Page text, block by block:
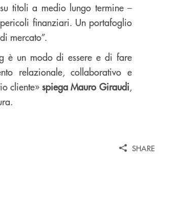
titoli a medio lungo termine –
finanziari. Un portafoglio
mercato”.
è un modo di essere e di fare
relazionale, collaborativo e
cliente» spiega Mauro Giraudi,
SHARE